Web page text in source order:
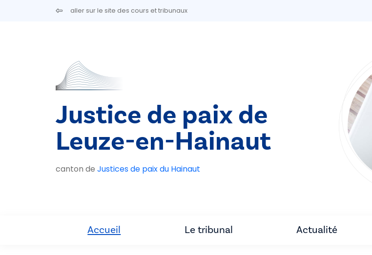
Aller au contenu principalaller sur le site des cours et tribunaux
Justice de paix de
Leuze-en-Hainaut
canton de Justices de paix du Hainaut
Accueil Le tribunal Actualité